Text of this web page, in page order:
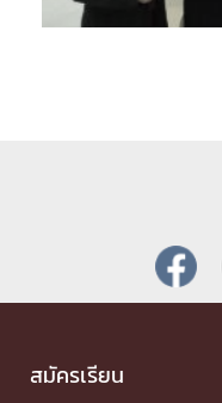
สมัครเรียน